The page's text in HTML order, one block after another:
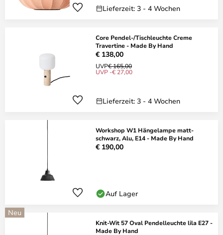
Lieferzeit: 3 - 4 Wochen
Core Pendel-/Tischleuchte Creme
Travertine - Made By Hand
€ 138,00
UVP€ 165,00
UVP -€ 27,00
Lieferzeit: 3 - 4 Wochen
Workshop W1 Hängelampe matt-
schwarz, Alu, E14 - Made By Hand
€ 190,00
Auf Lager
Neu
Knit-Wit 57 Oval Pendelleuchte lila E27 -
Made By Hand